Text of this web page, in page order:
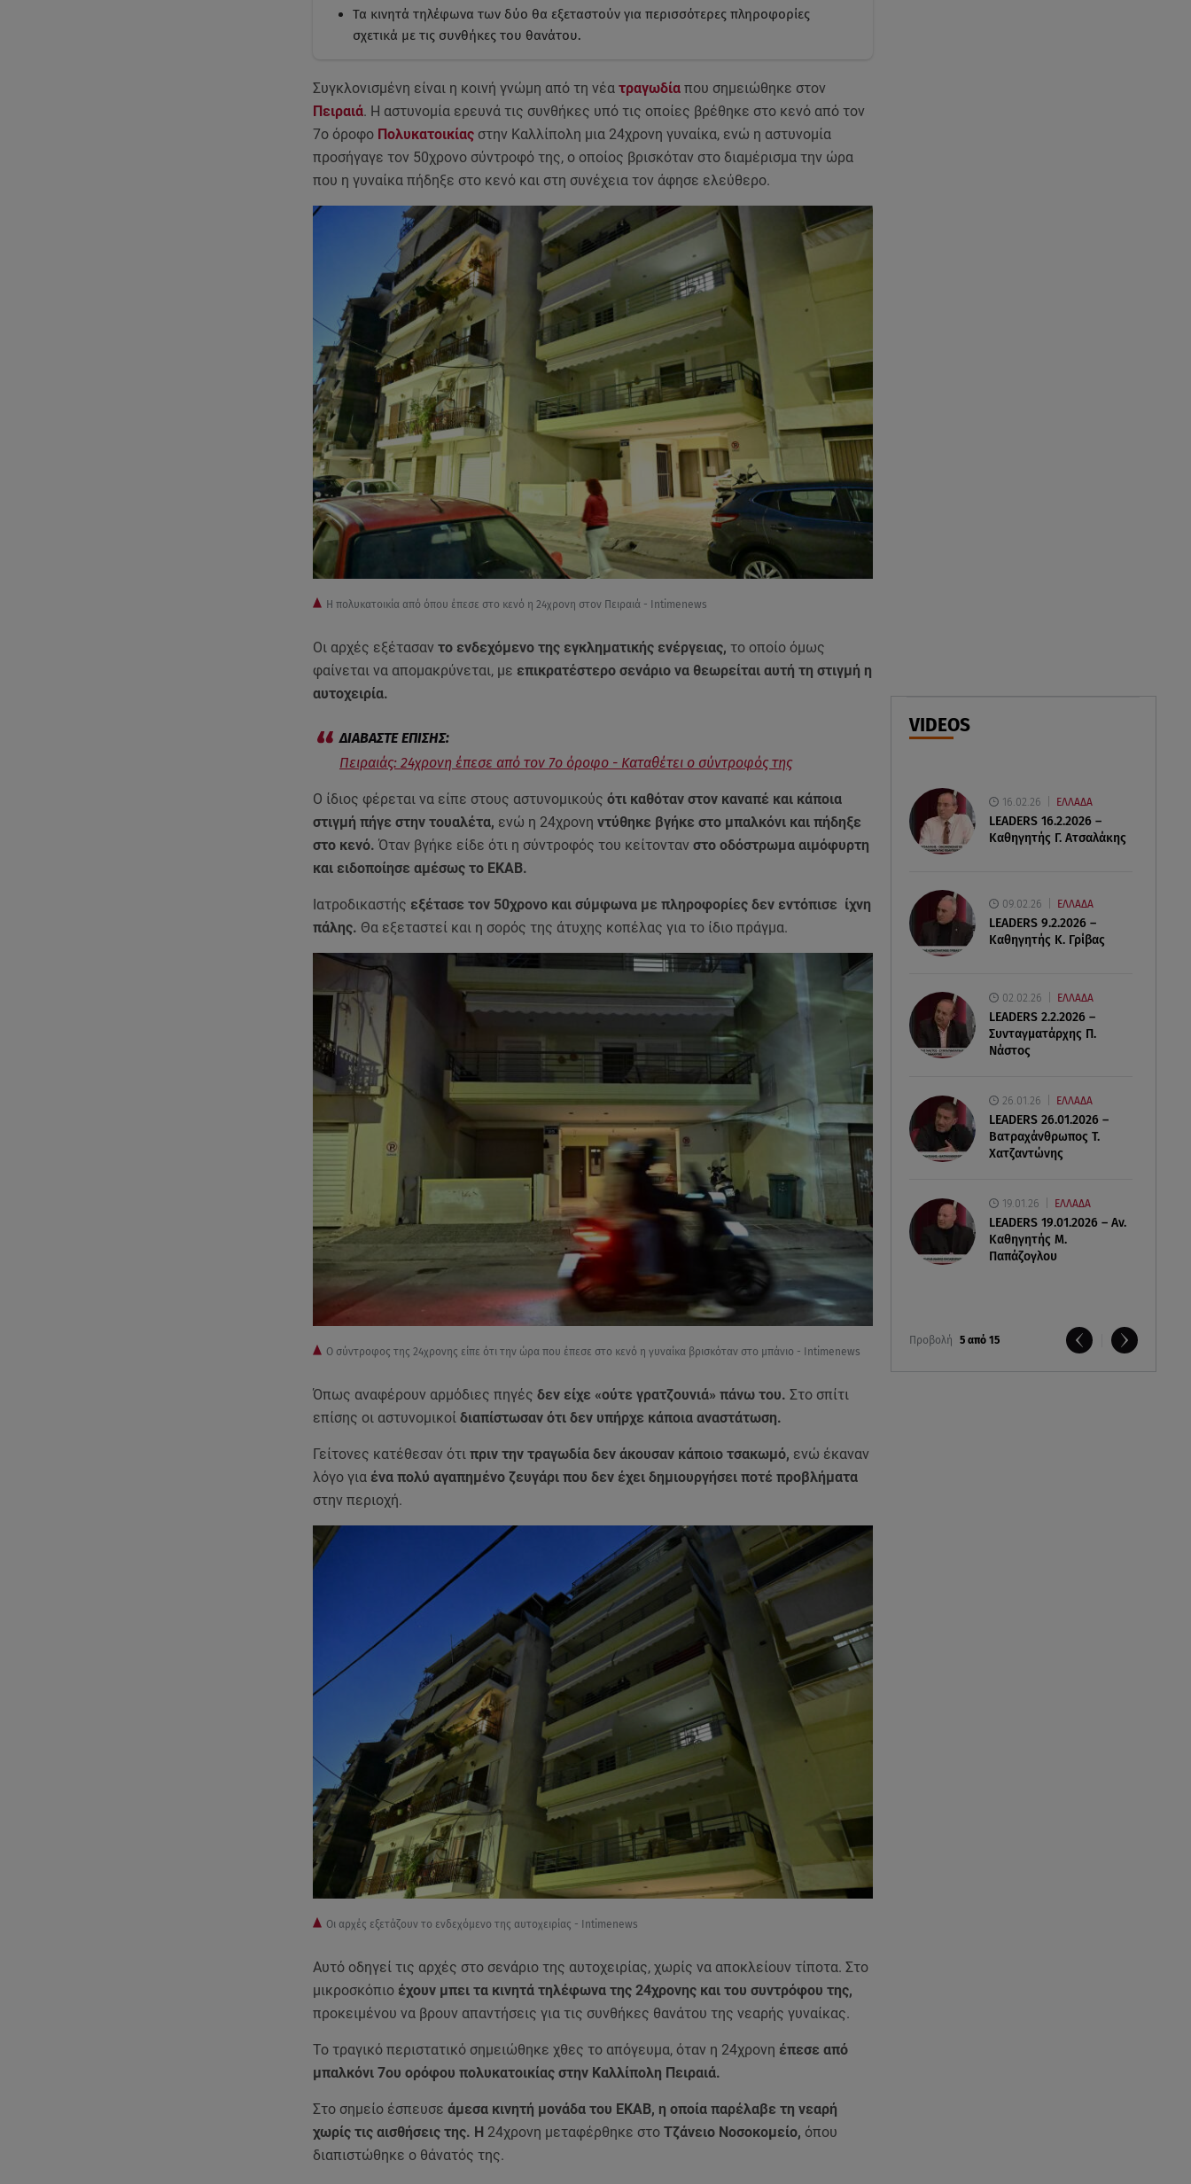
Ανακάλυψε ξανά τη δύναμή
VIDEOS
16.02.26 ΕΛΛΑΔΑ
LEADERS 16.2.2026 –
Καθηγητής Γ. Ατσαλάκης
09.02.26 ΕΛΛΑΔΑ
LEADERS 9.2.2026 –
Καθηγητής Κ. Γρίβας
02.02.26 ΕΛΛΑΔΑ
LEADERS 2.2.2026 –
Συνταγματάρχης Π.
Νάστος
26.01.26 ΕΛΛΑΔΑ
LEADERS 26.01.2026 –
Βατραχάνθρωπος Τ.
Χατζαντώνης
19.01.26 ΕΛΛΑΔΑ
LEADERS 19.01.2026 – Αν.
Καθηγητής Μ.
Παπάζογλου
Προβολή 5 από 15
Τα κινητά τηλέφωνα των δύο θα εξεταστούν για περισσότερες πληροφορίες
σχετικά με τις συνθήκες του θανάτου.
Συγκλονισμένη είναι η κοινή γνώμη από τη νέα τραγωδία που σημειώθηκε στον
Πειραιά. Η αστυνομία ερευνά τις συνθήκες υπό τις οποίες βρέθηκε στο κενό από τον
7ο όροφο Πολυκατοικίας στην Καλλίπολη μια 24χρονη γυναίκα, ενώ η αστυνομία
προσήγαγε τον 50χρονο σύντροφό της, ο οποίος βρισκόταν στο διαμέρισμα την ώρα
που η γυναίκα πήδηξε στο κενό και στη συνέχεια τον άφησε ελεύθερο.
Η πολυκατοικία από όπου έπεσε στο κενό η 24χρονη στον Πειραιά - Intimenews
Οι αρχές εξέτασαν το ενδεχόμενο της εγκληματικής ενέργειας, το οποίο όμως
φαίνεται να απομακρύνεται, με επικρατέστερο σενάριο να θεωρείται αυτή τη στιγμή η
αυτοχειρία.
Πειραιάς: 24χρονη έπεσε από τον 7ο όροφο - Καταθέτει ο σύντροφός της
Ο ίδιος φέρεται να είπε στους αστυνομικούς ότι καθόταν στον καναπέ και κάποια
στιγμή πήγε στην τουαλέτα, ενώ η 24χρονη ντύθηκε βγήκε στο μπαλκόνι και πήδηξε
στο κενό. Όταν βγήκε είδε ότι η σύντροφός του κείτονταν στο οδόστρωμα αιμόφυρτη
και ειδοποίησε αμέσως το ΕΚΑΒ.
Ιατροδικαστής εξέτασε τον 50χρονο και σύμφωνα με πληροφορίες δεν εντόπισε ίχνη
πάλης. Θα εξεταστεί και η σορός της άτυχης κοπέλας για το ίδιο πράγμα.
O σύντροφος της 24χρονης είπε ότι την ώρα που έπεσε στο κενό η γυναίκα βρισκόταν στο μπάνιο - Intimenews
Όπως αναφέρουν αρμόδιες πηγές δεν είχε «ούτε γρατζουνιά» πάνω του. Στο σπίτι
επίσης οι αστυνομικοί διαπίστωσαν ότι δεν υπήρχε κάποια αναστάτωση.
Γείτονες κατέθεσαν ότι πριν την τραγωδία δεν άκουσαν κάποιο τσακωμό, ενώ έκαναν
λόγο για ένα πολύ αγαπημένο ζευγάρι που δεν έχει δημιουργήσει ποτέ προβλήματα
στην περιοχή.
Οι αρχές εξετάζουν το ενδεχόμενο της αυτοχειρίας - Intimenews
Αυτό οδηγεί τις αρχές στο σενάριο της αυτοχειρίας, χωρίς να αποκλείουν τίποτα. Στο
μικροσκόπιο έχουν μπει τα κινητά τηλέφωνα της 24χρονης και του συντρόφου της,
προκειμένου να βρουν απαντήσεις για τις συνθήκες θανάτου της νεαρής γυναίκας.
Το τραγικό περιστατικό σημειώθηκε χθες το απόγευμα, όταν η 24χρονη έπεσε από
μπαλκόνι 7ου ορόφου πολυκατοικίας στην Καλλίπολη Πειραιά.
Στο σημείο έσπευσε άμεσα κινητή μονάδα του ΕΚΑΒ, η οποία παρέλαβε τη νεαρή
χωρίς τις αισθήσεις της. Η 24χρονη μεταφέρθηκε στο Τζάνειο Νοσοκομείο, όπου
διαπιστώθηκε ο θάνατός της.